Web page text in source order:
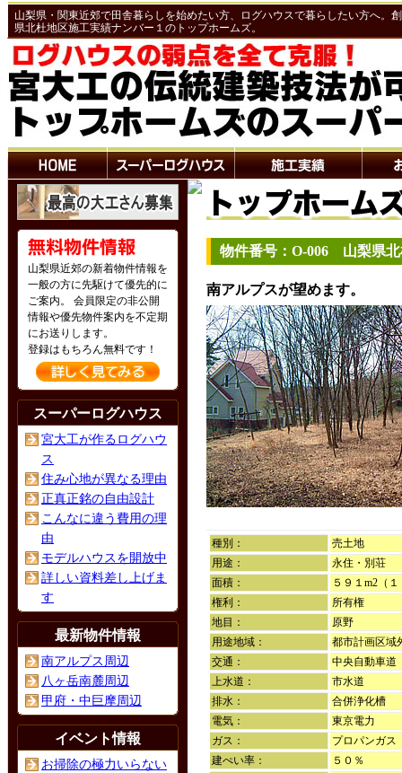
山梨県・関東近郊で田舎暮らしを始めたい方、ログハウスで暮らしたい方へ。
県北杜地区施工実績ナンバー１のトップホームズ。
物件番号：O-006 山梨県
南アルプスが望めます。
種別：
売土地
用途：
永住・別荘
面積：
５９１m2（
権利：
所有権
地目：
原野
用途地域：
都市計画区域
交通：
中央自動車
上水道：
市水道
排水：
合併浄化槽
電気：
東京電力
ガス：
プロパンガス
建ぺい率：
５０％
山梨県近郊の新着物件情報を
一般の方に先駆けて優先的に
ご案内。 会員限定の非公開
情報や優先物件案内を不定期
にお送りします。
登録はもちろん無料です！
スーパーログハウス
宮大工が作るログハウ
ス
住み心地が異なる理由
正真正銘の自由設計
こんなに違う費用の理
由
モデルハウスを開放中
詳しい資料差し上げま
す
最新物件情報
南アルプス周辺
八ヶ岳南麓周辺
甲府・中巨摩周辺
イベント情報
お掃除の極力いらない